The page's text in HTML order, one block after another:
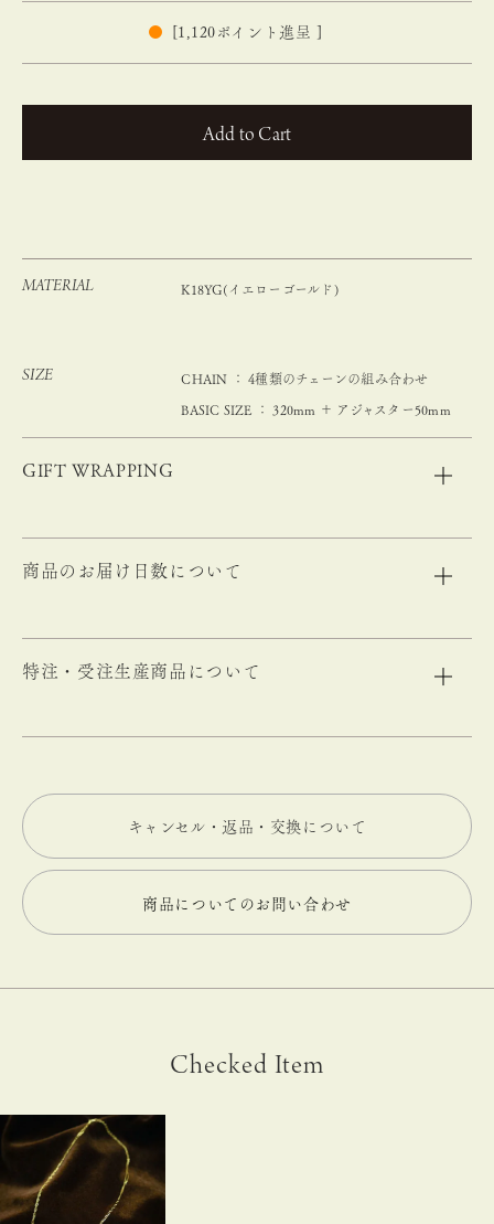
1,120 ポイント進呈 ]
カートに入れる
MATERIAL K18YG(イエローゴールド)
SIZE CHAIN ： 4種類のチェーンの組み合わせ
BASIC SIZE ： 320mm ＋ アジャスター50mm
GIFT WRAPPING
商品のお届け日数について
特注・受注生産商品について
キャンセル・返品・交換について
商品についてのお問い合わせ
Checked Item